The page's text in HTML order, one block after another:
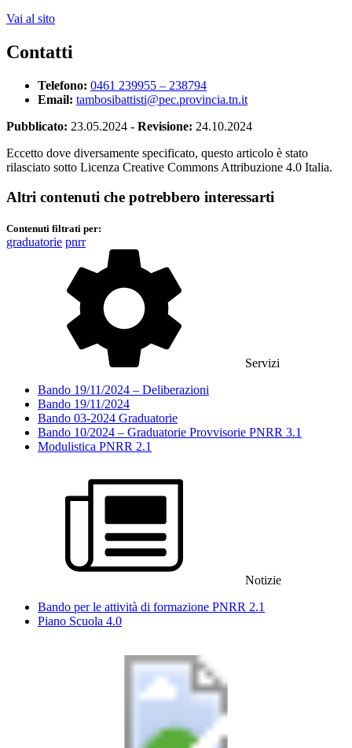
Vai al sito
Contatti
Telefono: 0461 239955 – 238794
Email: tambosibattisti@pec.provincia.tn.it
Pubblicato: 23.05.2024 - Revisione: 24.10.2024
Eccetto dove diversamente specificato, questo articolo è stato
rilasciato sotto Licenza Creative Commons Attribuzione 4.0 Italia.
Altri contenuti che potrebbero interessarti
Contenuti filtrati per:
graduatorie pnrr
Servizi
Bando 19/11/2024 – Deliberazioni
Bando 19/11/2024
Bando 03-2024 Graduatorie
Bando 10/2024 – Graduatorie Provvisorie PNRR 3.1
Modulistica PNRR 2.1
Notizie
Bando per le attività di formazione PNRR 2.1
Piano Scuola 4.0